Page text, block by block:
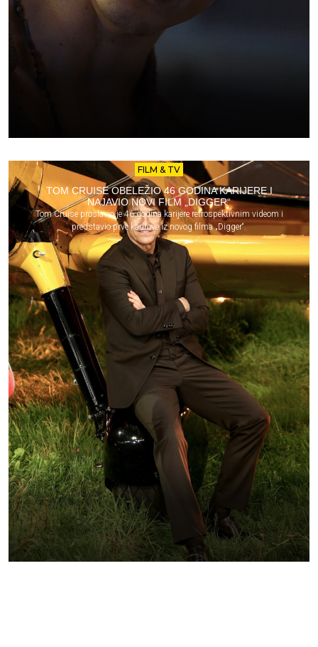
FILM & TV
TOM CRUISE OBELEŽIO 46 GODINA KARIJERE I
NAJAVIO NOVI FILM „DIGGER“
Tom Cruise proslavio je 46 godina karijere retrospektivnim videom i
predstavio prve kadrove iz novog filma „Digger“.